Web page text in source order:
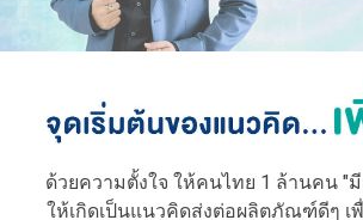
ด้วยความตั้งใจ ให้คนไทย 1 ล้านคน "
ให้เกิดเป็นแนวคิดส่งต่อผลิตภัณฑ์ดีๆ เ